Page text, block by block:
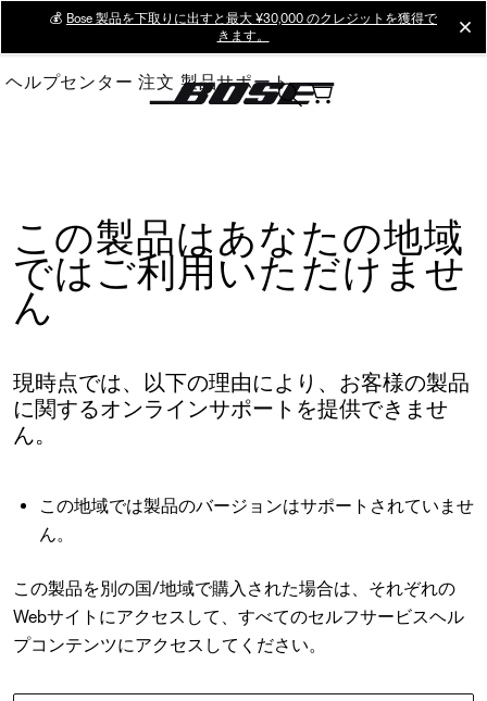
Main
💰 Bose 製品を下取りに出すと最大 ¥30,000 のクレジットを獲得で
きます。
ヘルプセンター 注文 製品サポート
この製品はあなたの地域
ではご利用いただけませ
ん
現時点では、以下の理由により、お客様の製品
に関するオンラインサポートを提供できませ
ん。
この地域では製品のバージョンはサポートされていませ
ん。
この製品を別の国/地域で購入された場合は、それぞれの
Webサイトにアクセスして、すべてのセルフサービスヘル
プコンテンツにアクセスしてください。